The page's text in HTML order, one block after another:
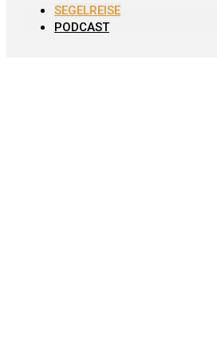
SEGELREISE
PODCAST